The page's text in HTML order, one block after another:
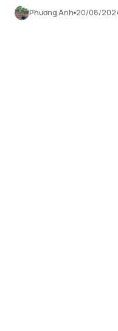
đồ quy hoạch huyện Phú
Phương Anh 20/08/